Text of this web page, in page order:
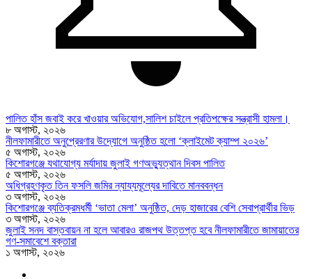
পালিত হাঁস জবাই করে খাওয়ার অভিযোগ,সালিশ চাইলে প্রতিপক্ষের সন্ত্রাসী হামলা।
৮ অগাস্ট, ২০২৬
নীলফামারীতে অনুপ্রেরণার উদ্যোগে অনুষ্ঠিত হলো ‘ক্লাইমেট ক্যাম্প ২০২৬’
৫ অগাস্ট, ২০২৬
কিশোরগঞ্জে যথাযোগ্য মর্যাদায় জুলাই গণঅভ্যুত্থান দিবস পালিত
৫ অগাস্ট, ২০২৬
অধিগ্রহণকৃত তিন ফসলি জমির ন্যায্যমূল্যের দাবিতে মানববন্ধন
৩ অগাস্ট, ২০২৬
কিশোরগঞ্জে ব্যতিক্রমধর্মী ‘ভাতা মেলা’ অনুষ্ঠিত, দেড় হাজারের বেশি সেবাপ্রার্থীর ভিড়
৩ অগাস্ট, ২০২৬
জুলাই সনদ বাস্তবায়ন না হলে আবারও রাজপথ উত্তপ্ত হবে নীলফামারীতে জামায়াতের
গণ-সমাবেশে বক্তারা
১ অগাস্ট, ২০২৬